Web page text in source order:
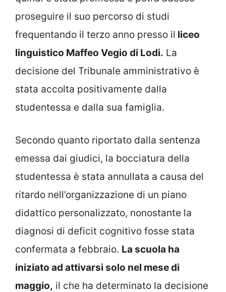
proseguire il suo percorso di studi
frequentando il terzo anno presso il liceo
linguistico Maffeo Vegio di Lodi. La
decisione del Tribunale amministrativo è
stata accolta positivamente dalla
studentessa e dalla sua famiglia.
Secondo quanto riportato dalla sentenza
emessa dai giudici, la bocciatura della
studentessa è stata annullata a causa del
ritardo nell’organizzazione di un piano
didattico personalizzato, nonostante la
diagnosi di deficit cognitivo fosse stata
confermata a febbraio. La scuola ha
iniziato ad attivarsi solo nel mese di
maggio, il che ha determinato la decisione